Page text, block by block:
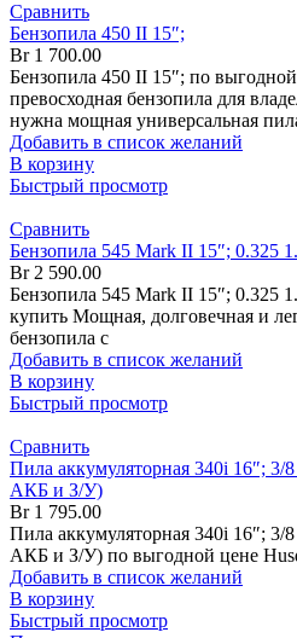
Сравнить
Бензопила 450 II 15″;
Br1 700.00
Бензопила 450 II 15″; по
превосходная бензопила для
нужна мощная универсальная
Добавить в список желаний
В корзину
Быстрый просмотр
Сравнить
Бензопила 545 Mark II 15″; 0.325
Br2 590.00
Бензопила 545 Mark II 15″; 0.325
купить Мощная, долговечная и
бензопила с
Добавить в список желаний
В корзину
Быстрый просмотр
Сравнить
Пила аккумуляторная 340i 16″; 3/
АКБ и З/У)
Br1 795.00
Пила аккумуляторная 340i 16″; 3/
АКБ и З/У) по выгодной цене
Добавить в список желаний
В корзину
Быстрый просмотр